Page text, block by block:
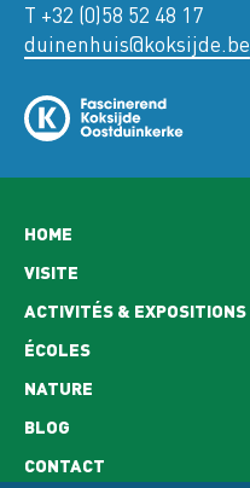
T +32 (0)58 52 48 17
duinenhuis@koksijde.be
Hoofdnavigatie
HOME
VISITE
ACTIVITÉS & EXPOSITIONS
ÉCOLES
NATURE
BLOG
CONTACT